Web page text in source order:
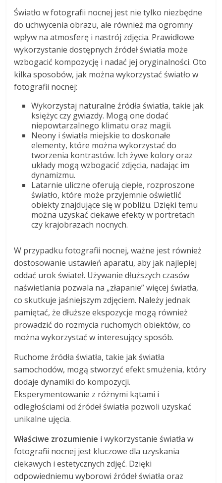
Światło w fotografii nocnej jest nie tylko niezbędne
do uchwycenia obrazu, ale również ma ogromny
wpływ na atmosferę i nastrój zdjęcia. Prawidłowe
wykorzystanie dostępnych źródeł światła może
wzbogacić kompozycję i nadać jej oryginalności. Oto
kilka sposobów, jak można wykorzystać światło w
fotografii nocnej:
Wykorzystaj naturalne źródła światła, takie jak
księżyc czy gwiazdy. Mogą one dodać
niepowtarzalnego klimatu oraz magii.
Neony i światła miejskie to doskonałe
elementy, które można wykorzystać do
tworzenia kontrastów. Ich żywe kolory oraz
układy mogą wzbogacić zdjęcia, nadając im
dynamizmu.
Latarnie uliczne oferują ciepłe, rozproszone
światło, które może przyjemnie oświetlić
obiekty znajdujące się w pobliżu. Dzięki temu
można uzyskać ciekawe efekty w portretach
czy krajobrazach nocnych.
W przypadku fotografii nocnej, ważne jest również
dostosowanie ustawień aparatu, aby jak najlepiej
oddać urok świateł. Używanie dłuższych czasów
naświetlania pozwala na „złapanie” więcej światła,
co skutkuje jaśniejszym zdjęciem. Należy jednak
pamiętać, że dłuższe ekspozycje mogą również
prowadzić do rozmycia ruchomych obiektów, co
można wykorzystać w interesujący sposób.
Ruchome źródła światła, takie jak światła
samochodów, mogą stworzyć efekt smużenia, który
dodaje dynamiki do kompozycji.
Eksperymentowanie z różnymi kątami i
odległościami od źródeł światła pozwoli uzyskać
unikalne ujęcia.
Właściwe zrozumienie i wykorzystanie światła w
fotografii nocnej jest kluczowe dla uzyskania
ciekawych i estetycznych zdjęć. Dzięki
odpowiedniemu wyborowi źródeł światła oraz